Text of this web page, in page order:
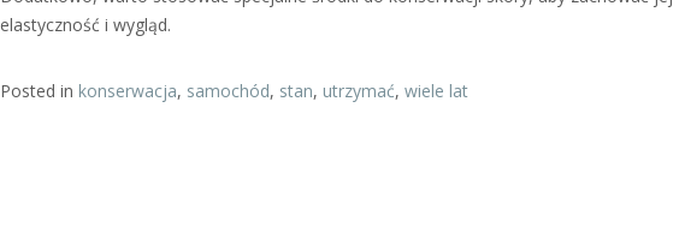
elastyczność i wygląd.
Posted in konserwacja, samochód, stan, utrzymać, wiele lat